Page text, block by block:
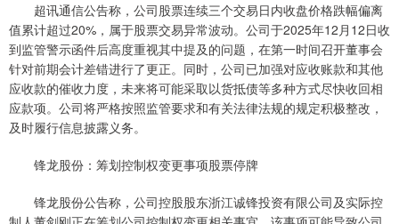
超讯通信公告称，公司股票连续三个交易日内收盘价格跌幅偏离
值累计超过20%，属于股票交易异常波动。公司于2025年12月12日收
到监管警示函件后高度重视其中提及的问题，在第一时间召开董事会
针对前期会计差错进行了更正。同时，公司已加强对应收账款和其他
应收款的催收力度，未来将可能采取以货抵债等多种方式尽快收回相
应款项。公司将严格按照监管要求和有关法律法规的规定积极整改，
及时履行信息披露义务。
锋龙股份：筹划控制权变更事项股票停牌
锋龙股份公告称，公司控股股东浙江诚锋投资有限公司及实际控